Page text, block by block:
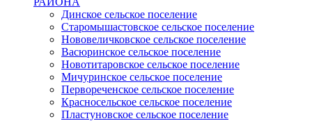
Динское сельское поселение
Старомышастовское сельское поселение
Нововеличковское сельское поселение
Васюринское сельское поселение
Новотитаровское сельское поселение
Мичуринское сельское поселение
Первореченское сельское поселение
Красносельское сельское поселение
Пластуновское сельское поселение